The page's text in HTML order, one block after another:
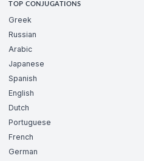
TOP CONJUGATIONS
Greek
Russian
Arabic
Japanese
Spanish
English
Dutch
Portuguese
French
German